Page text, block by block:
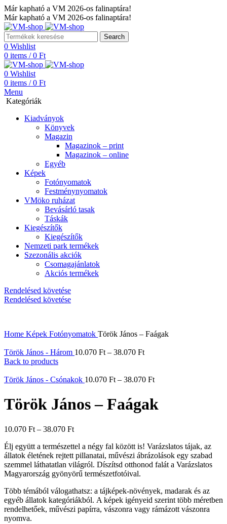
Már kapható a VM 2026-os falinaptára!
Már kapható a VM 2026-os falinaptára!
Search
0 Wishlist
0 items / 0 Ft
0 Wishlist
0 items / 0 Ft
Menu
Kategóriák
Kiadványok
Könyvek
Magazin
Magazinok – print
Magazinok – online
Egyéb
Képek
Fotónyomatok
Festménynyomatok
VMöko ruházat
Bevásárló tasak
Táskák
Kiegészítők
Kiegészítők
Nemzeti park termékek
Szezonális akciók
Csomagajánlatok
Akciós termékek
Rendelésed követése
Rendelésed követése
Home Képek Fotónyomatok Török János – Faágak
Török János - Három 10.070 Ft – 38.070 Ft
Back to products
Török János - Csónakok 10.070 Ft – 38.070 Ft
Török János – Faágak
10.070 Ft – 38.070 Ft
Élj együtt a természettel a négy fal között is! Varázslatos tájak, az
állatok életének rejtett pillanatai, művészi ábrázolások egy szabad
szemmel láthatatlan világról. Díszítsd otthonod falát a Varázslatos
Magyarország gyönyörű természetfotóival.
Több témából válogathatsz: a tájképek-növények, madarak és az
egyéb állatok kategóriákból. A képek igényeid szerint több méretben
rendelhetőek, művészi papírra, vászonra vagy rámázott vászonra
nyomva.